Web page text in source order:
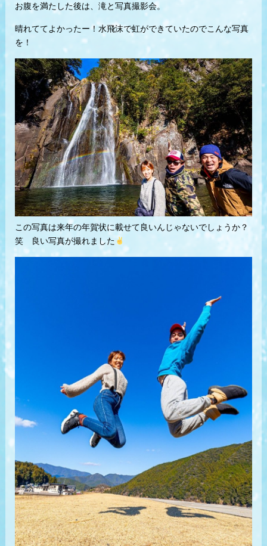
お腹を満たした後は、滝と写真撮影会。
晴れててよかったー！水飛沫で虹ができていたのでこんな写真
を！
この写真は来年の年賀状に載せて良いんじゃないでしょうか？
笑 良い写真が撮れました